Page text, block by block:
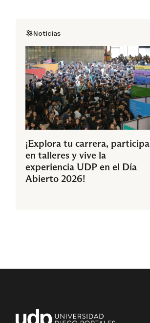
Noticias
¡Explora tu carrera, participa
en talleres y vive la
experiencia UDP en el Día
Abierto 2026!